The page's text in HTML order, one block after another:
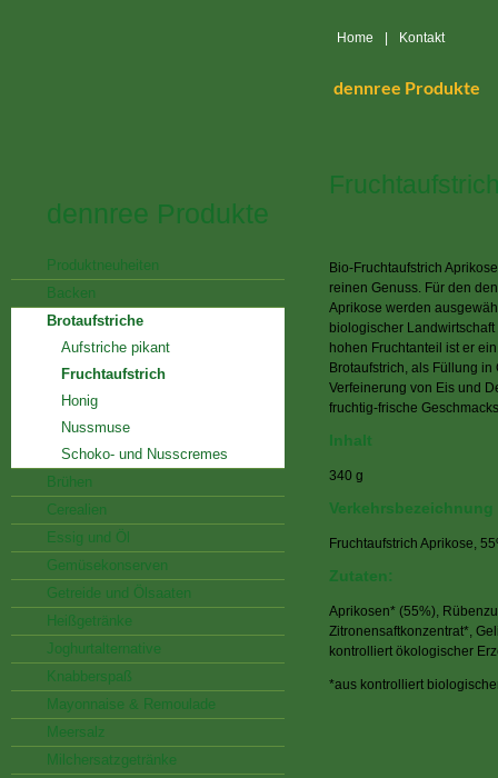
dennree Produkte
Produktneuheiten
Backen
Brotaufstriche
Aufstriche pikant
Fruchtaufstrich
Honig
Nussmuse
Schoko- und Nusscremes
Brühen
Cerealien
Essig und Öl
Gemüsekonserven
Getreide und Ölsaaten
Heißgetränke
Joghurtalternative
Knabberspaß
Mayonnaise & Remoulade
Meersalz
Milchersatzgetränke
Bio-Fruchtaufstrich
reinen Genuss. Für den
Aprikose werden
biologischer
hohen Fruchtanteil ist er
Brotaufstrich, als Füllung in
Verfeinerung von Eis und
fruchtig-frische
Inhalt
340 g
Verkehrsbezeichnung
Fruchtaufstrich Aprikose,
Zutaten:
Aprikosen* (55%),
Zitronensaftkonzentrat*,
kontrolliert ökologischer
*aus kontrolliert
dennree Produkte
Home Kontakt